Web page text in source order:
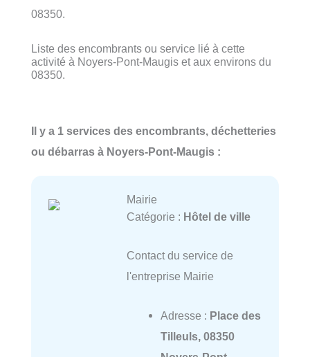
08350.
Liste des encombrants ou service lié à cette
activité à Noyers-Pont-Maugis et aux environs du
08350.
Il y a 1 services des encombrants, déchetteries
ou débarras à Noyers-Pont-Maugis :
Mairie
Catégorie : Hôtel de ville
Contact du service de
l'entreprise Mairie
Adresse : Place des
Tilleuls, 08350